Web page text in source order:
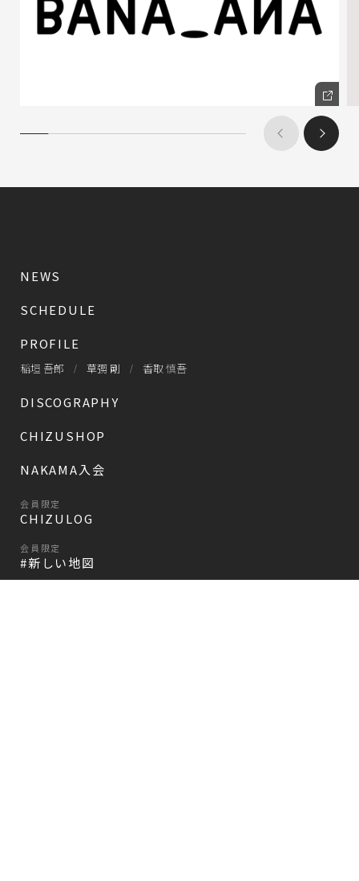
NEWS
SCHEDULE
PROFILE
稲垣 吾郎 草彅 剛 香取 慎吾
DISCOGRAPHY
CHIZUSHOP
NAKAMA入会
会員限定
CHIZULOG
会員限定
#新しい地図